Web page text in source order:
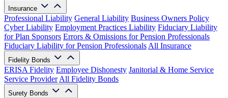
Insurance
Professional Liability General Liability Business Owners Policy
Cyber Liability Employment Practices Liability Fiduciary Liability
for Plan Sponsors Errors & Omissions for Pension Professionals
Fiduciary Liability for Pension Professionals All Insurance
Fidelity Bonds
ERISA Fidelity Employee Dishonesty Janitorial & Home Service
Service Provider All Fidelity Bonds
Surety Bonds